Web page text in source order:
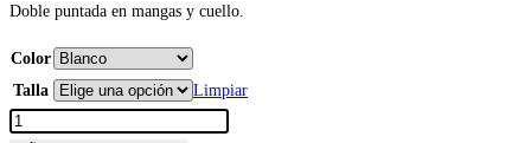
Doble puntada en mangas y cuello.
Color
Talla
Limpiar
Polera